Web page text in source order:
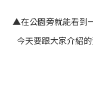
▲在公園旁就能看到
今天要跟大家介紹